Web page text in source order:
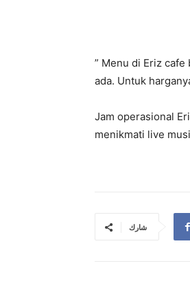
” Menu di Eriz
ada. Untuk
Jam operasional
menikmati live
شارك